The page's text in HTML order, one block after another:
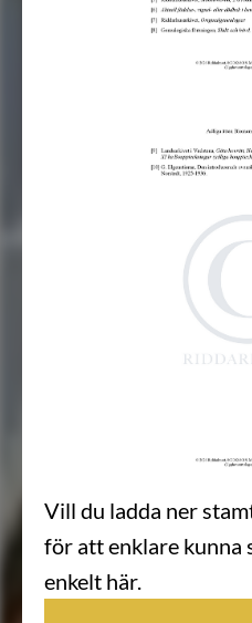
Vill du ladda ner
för att enklare kunna
enkelt här.